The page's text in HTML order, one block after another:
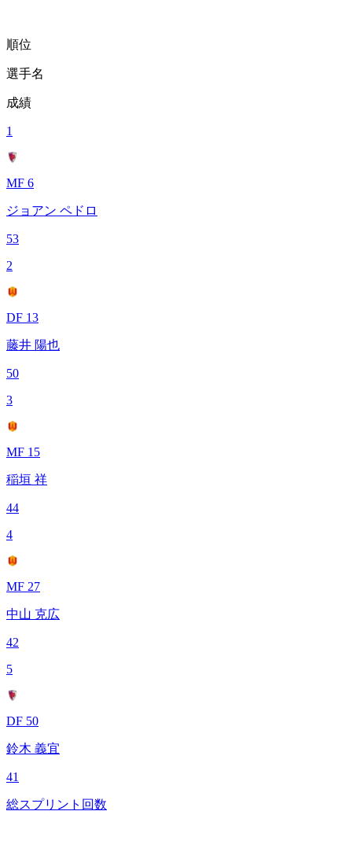
順位
選手名
成績
1
MF 6
ジョアン ペドロ
53
2
DF 13
藤井 陽也
50
3
MF 15
稲垣 祥
44
4
MF 27
中山 克広
42
5
DF 50
鈴木 義宜
41
総スプリント回数